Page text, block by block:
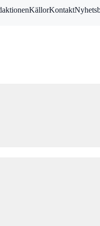
KällorKontakt